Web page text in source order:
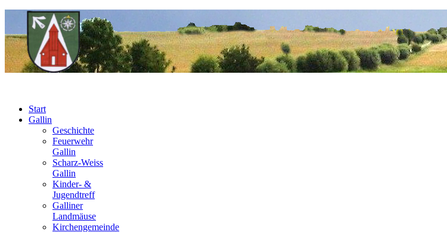
Start
Gallin
Geschichte
Feuerwehr
Gallin
Scharz-Weiss
Gallin
Kinder- &
Jugendtreff
Galliner
Landmäuse
Kirchengemeinde